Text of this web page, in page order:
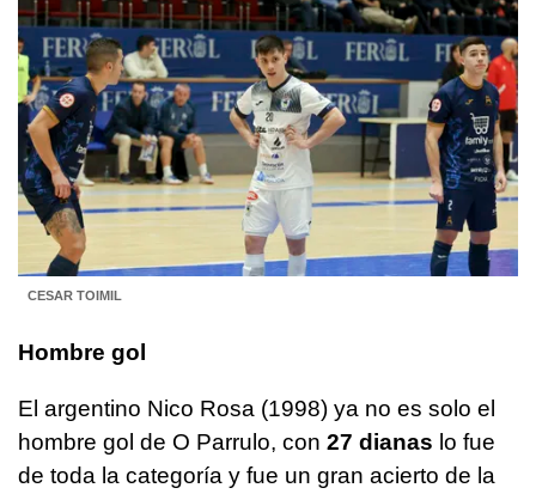
CESAR TOIMIL
Hombre gol
El argentino Nico Rosa (1998) ya no es solo el
hombre gol de O Parrulo, con 27 dianas lo fue
de toda la categoría y fue un gran acierto de la